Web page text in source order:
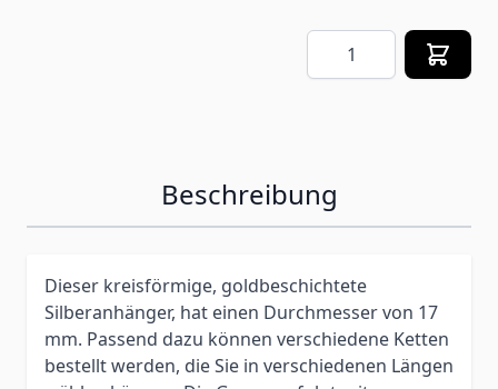
Menge
Beschreibung
Dieser kreisförmige, goldbeschichtete
Silberanhänger, hat einen Durchmesser von 17
mm. Passend dazu können verschiedene Ketten
bestellt werden, die Sie in verschiedenen Längen